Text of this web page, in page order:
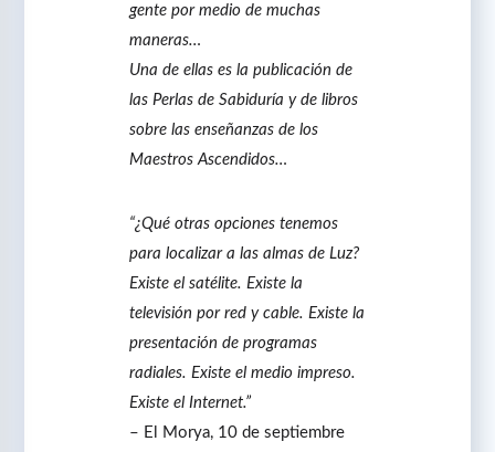
gente por medio de muchas
maneras…
Una de ellas es la publicación de
las Perlas de Sabiduría y de libros
sobre las enseñanzas de los
Maestros Ascendidos…
“¿Qué otras opciones tenemos
para localizar a las almas de Luz?
Existe el satélite. Existe la
televisión por red y cable. Existe la
presentación de programas
radiales. Existe el medio impreso.
Existe el Internet.”
– El Morya, 10 de septiembre